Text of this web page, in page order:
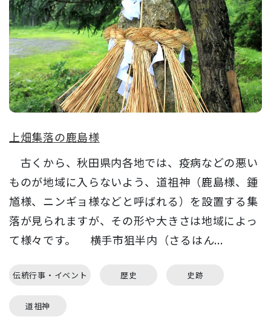
上畑集落の鹿島様
古くから、秋田県内各地では、疫病などの悪い
ものが地域に入らないよう、道祖神（鹿島様、鍾
馗様、ニンギョ様などと呼ばれる）を設置する集
落が見られますが、その形や大きさは地域によっ
て様々です。 横手市狙半内（さるはん...
伝統行事・イベント 歴史 史跡
道祖神